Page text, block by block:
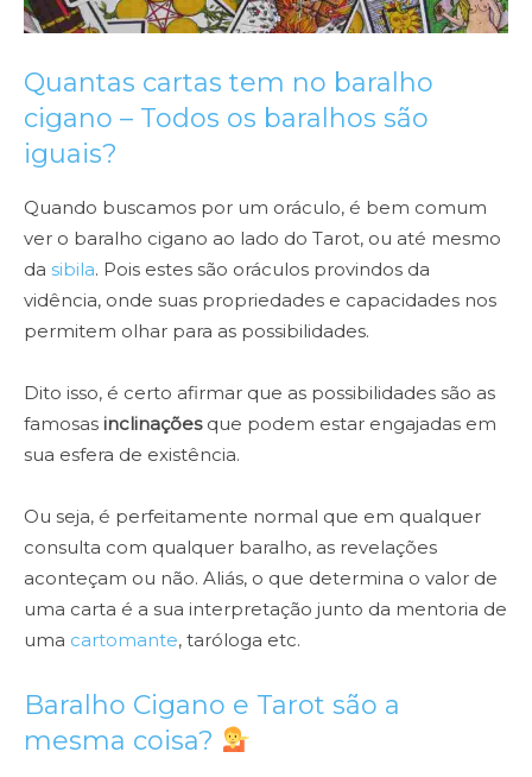
Quantas cartas tem no baralho
cigano – Todos os baralhos são
iguais?
Quando buscamos por um oráculo, é bem comum
ver o baralho cigano ao lado do Tarot, ou até mesmo
da sibila. Pois estes são oráculos provindos da
vidência, onde suas propriedades e capacidades nos
permitem olhar para as possibilidades.
Dito isso, é certo afirmar que as possibilidades são as
famosas inclinaçõesque podem estar engajadas em
sua esfera de existência.
Ou seja, é perfeitamente normal que em qualquer
consulta com qualquer baralho, as revelações
aconteçam ou não. Aliás, o que determina o valor de
uma carta é a sua interpretação junto da mentoria de
uma cartomante, taróloga etc.
Baralho Cigano e Tarot são a
mesma coisa?